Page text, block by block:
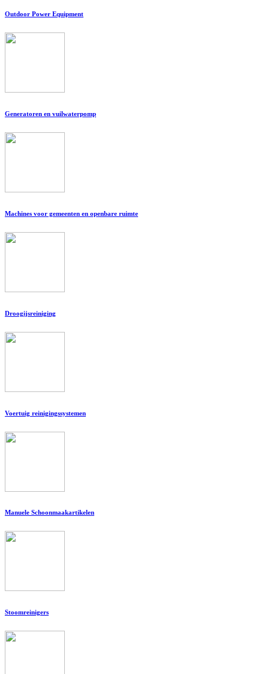
Outdoor Power Equipment
Generatoren en vuilwaterpomp
Machines voor gemeenten en openbare ruimte
Droogijsreiniging
Voertuig reinigingssystemen
Manuele Schoonmaakartikelen
Stoomreinigers